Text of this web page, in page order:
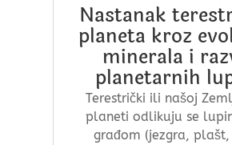
Nastanak
planeta kroz
minerala i
planetarnih
Terestrički ili našoj
planeti odlikuju se
građom (jezgra, plašt,